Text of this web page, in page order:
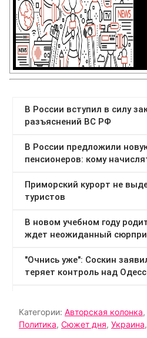
Категории: Авторская колонка,
Политика, Сюжет дня, Украина,